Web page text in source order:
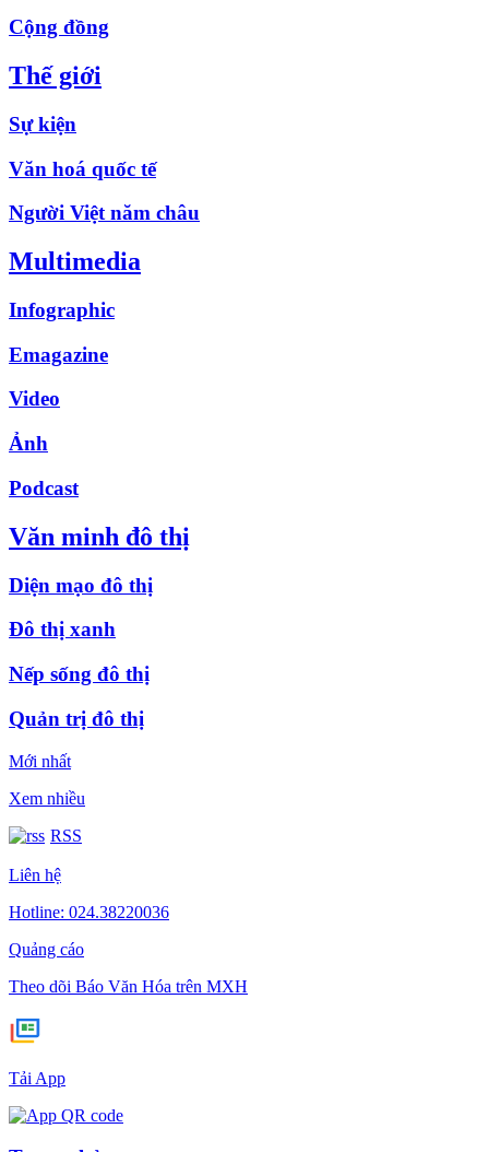
Cộng đồng
Thế giới
Sự kiện
Văn hoá quốc tế
Người Việt năm châu
Multimedia
Infographic
Emagazine
Video
Ảnh
Podcast
Văn minh đô thị
Diện mạo đô thị
Đô thị xanh
Nếp sống đô thị
Quản trị đô thị
Mới nhất
Xem nhiều
RSS
Liên hệ
Hotline: 024.38220036
Quảng cáo
Theo dõi Báo Văn Hóa trên MXH
Tải App